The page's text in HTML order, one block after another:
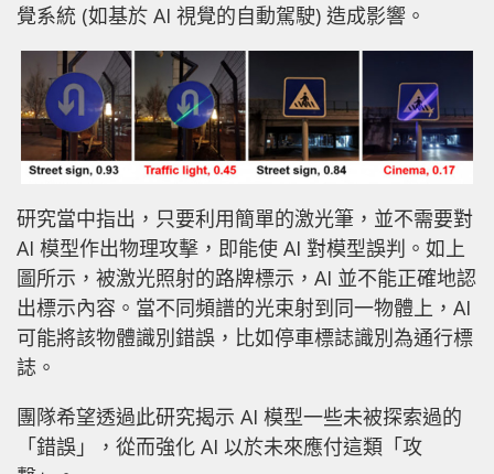
覺系統 (如基於 AI 視覺的自動駕駛) 造成影響。
研究當中指出，只要利用簡單的激光筆，並不需要對
AI 模型作出物理攻擊，即能使 AI 對模型誤判。如上
圖所示，被激光照射的路牌標示，AI 並不能正確地認
出標示內容。當不同頻譜的光束射到同一物體上，AI
可能將該物體識別錯誤，比如停車標誌識別為通行標
誌。
團隊希望透過此研究揭示 AI 模型一些未被探索過的
「錯誤」，從而強化 AI 以於未來應付這類「攻